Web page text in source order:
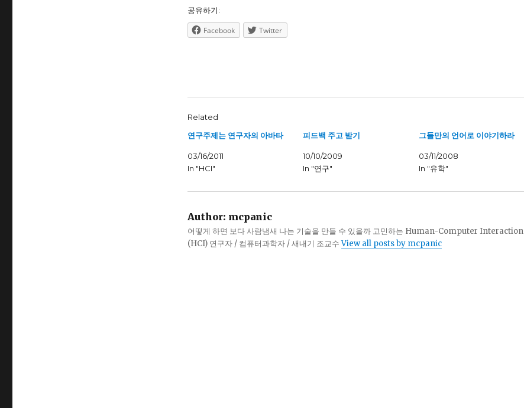
공유하기:
Facebook Twitter
Related
연구주제는 연구자의 아바타
03/16/2011
In "HCI"
피드백 주고 받기
10/10/2009
In "연구"
그들만의 언어로 이야기하라
03/11/2008
In "유학"
Author: mcpanic
어떻게 하면 보다 사람냄새 나는 기술을 만들 수 있을까 고민하는 Human-Computer Interaction
(HCI) 연구자 / 컴퓨터과학자 / 새내기 조교수View all posts by mcpanic